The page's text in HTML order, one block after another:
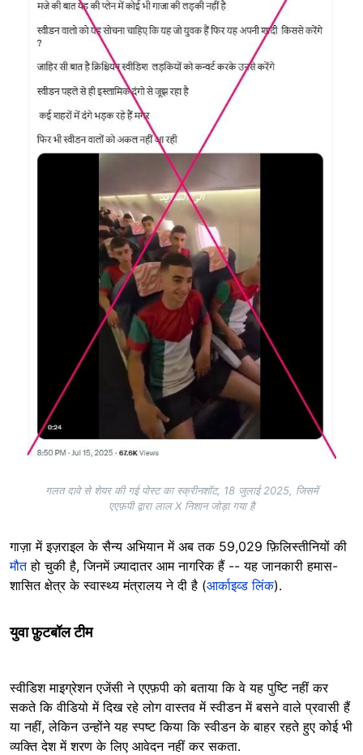
गलत दावे से शेयर की गई पोस्ट का स्क्रीनशॉट, 18 जुलाई 2025, जिसमें
एएफ़पी द्वारा लाल X निशान जोड़ा गया है
गाज़ा में इज़राइल के सैन्य अभियान में अब तक 59,029 फ़िलिस्तीनियों की
मौतहो चुकी है, जिनमें ज़्यादातर आम नागरिक हैं -- यह जानकारी हमास-
शासित क्षेत्र के स्वास्थ्य मंत्रालय ने दी है (आर्काइव्ड लिंक).
युवा फ़ुटबॉल टीम
स्वीडिश माइग्रेशन एजेंसी ने एएफ़पी को बताया कि वे यह पुष्टि नहीं कर
सकते कि वीडियो में दिख रहे लोग वास्तव में स्वीडन में बसने वाले प्रवासी हैं
या नहीं, लेकिन उन्होंने यह स्पष्ट किया कि स्वीडन के बाहर रहते हुए कोई भी
व्यक्ति देश में शरण के लिए आवेदन नहीं कर सकता.